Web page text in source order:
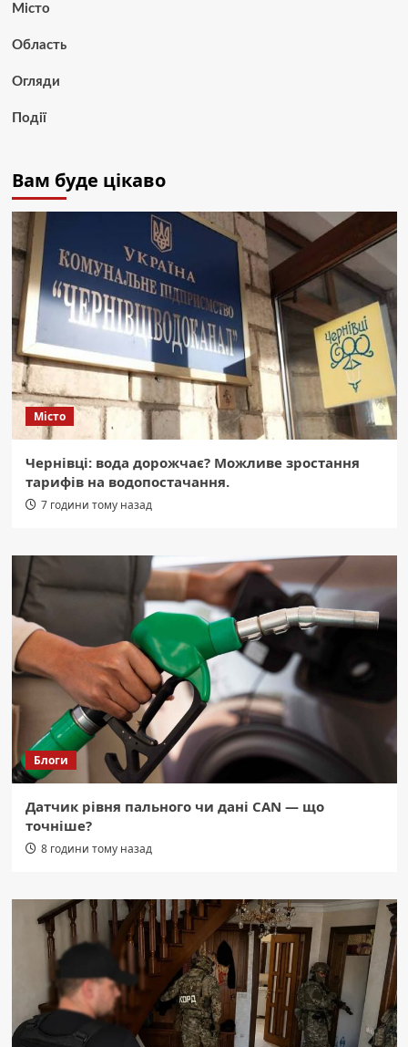
Місто
Область
Огляди
Події
Вам буде цікаво
Місто
Чернівці: вода дорожчає? Можливе зростання
тарифів на водопостачання.
7 години тому назад
Блоги
Датчик рівня пального чи дані CAN — що
точніше?
8 години тому назад